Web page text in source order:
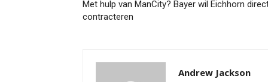
Met hulp van ManCity? Bayer wil Eichhorn
contracteren
Andrew Jackson